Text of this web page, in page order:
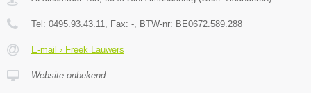
Tel: 0495.93.43.11, Fax: -, BTW-nr: BE0672.589.288
E-mail › Freek Lauwers
Website onbekend